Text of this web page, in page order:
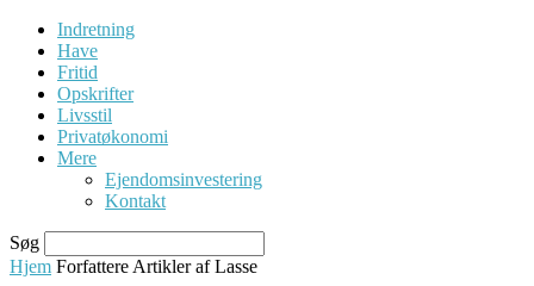
Indretning
Have
Fritid
Opskrifter
Livsstil
Privatøkonomi
Mere
Ejendomsinvestering
Kontakt
Søg
Hjem Forfattere Artikler af Lasse